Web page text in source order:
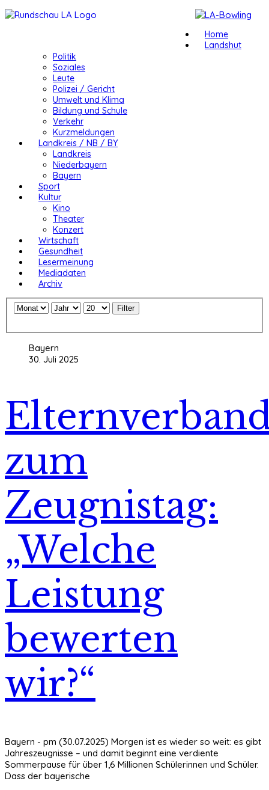
Home
Landshut
Politik
Soziales
Leute
Polizei / Gericht
Umwelt und Klima
Bildung und Schule
Verkehr
Kurzmeldungen
Landkreis / NB / BY
Landkreis
Niederbayern
Bayern
Sport
Kultur
Kino
Theater
Konzert
Wirtschaft
Gesundheit
Lesermeinung
Mediadaten
Archiv
Filter
Bayern
30. Juli 2025
zum
Zeugnistag:
„Welche
Leistung
bewerten
wir?“
Bayern - pm (30.07.2025) Morgen ist es wieder so weit: es gibt
Jahreszeugnisse – und damit beginnt eine verdiente
Sommerpause für über 1,6 Millionen Schülerinnen und Schüler.
Dass der bayerische